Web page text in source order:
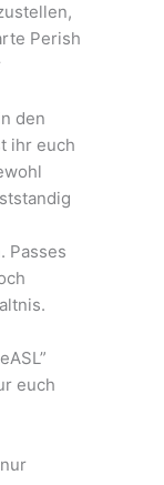
Perish
den
ihr euch
Passes
euch